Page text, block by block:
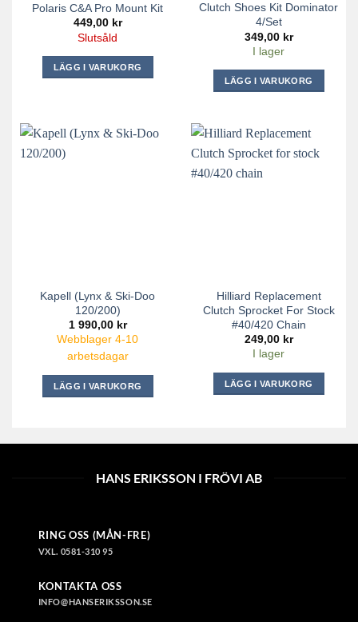
Polaris C&A Pro Mount Kit
449,00 kr
Slutsåld
LÄGG I VARUKORG
Clutch Shoes Kit Dominator
4/set
349,00 kr
I lager
LÄGG I VARUKORG
Kapell (Lynx & Ski-Doo
120/200)
1 990,00 kr
Webblager 4-10
arbetsdagar
LÄGG I VARUKORG
Hilliard Replacement
Clutch Sprocket For Stock
#40/420 Chain
249,00 kr
I lager
LÄGG I VARUKORG
HANS ERIKSSON I FRÖVI AB
RING OSS (MÅN-FRE)
VXL. 0581-310 95
KONTAKTA OSS
INFO@HANSERIKSSON.SE